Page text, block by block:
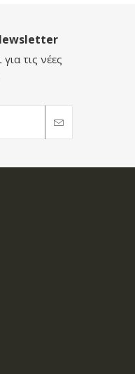
τις νέες